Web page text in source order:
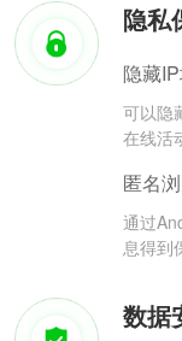
隐私
隐藏
可以隐
在线活
匿名
通过
息得到
数据